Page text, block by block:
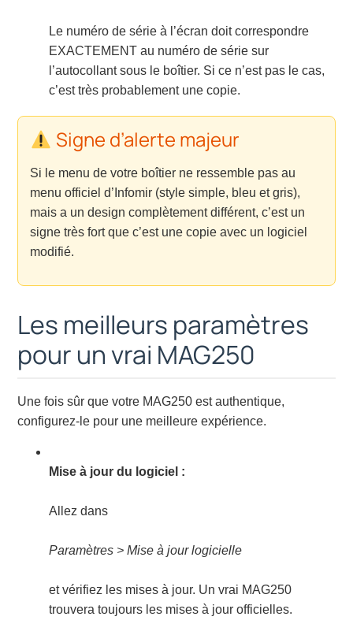
Le numéro de série à l’écran doit correspondre
EXACTEMENT au numéro de série sur
l’autocollant sous le boîtier. Si ce n’est pas le cas,
c’est très probablement une copie.
Signe d’alerte majeur
Si le menu de votre boîtier ne ressemble pas au
menu officiel d’Infomir (style simple, bleu et gris),
mais a un design complètement différent, c’est un
signe très fort que c’est une copie avec un logiciel
modifié.
Les meilleurs paramètres
pour un vrai MAG250
Une fois sûr que votre MAG250 est authentique,
configurez-le pour une meilleure expérience.
Mise à jour du logiciel :
Allez dans
Paramètres > Mise à jour logicielle
et vérifiez les mises à jour. Un vrai MAG250
trouvera toujours les mises à jour officielles.